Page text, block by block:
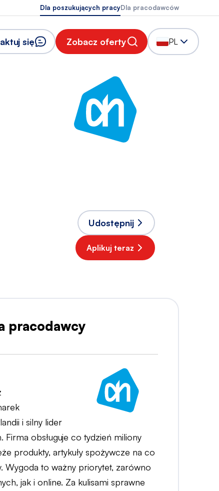
Dla poszukujących pracyDla pracodawców
się Zobacz oferty PL
Udostępnij
Aplikuj teraz
pracodawcy
i silny lider
Firma obsługuje co tydzień miliony
produkty, artykuły spożywcze na co
Wygoda to ważny priorytet, zarówno
jak i online. Za kulisami sprawne